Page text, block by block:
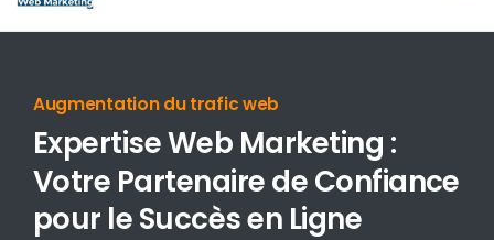
Référencement Google
ExpertiseWeb Marketing :
Votre PartenairedeConfiance
pour leSuccèsen Ligne